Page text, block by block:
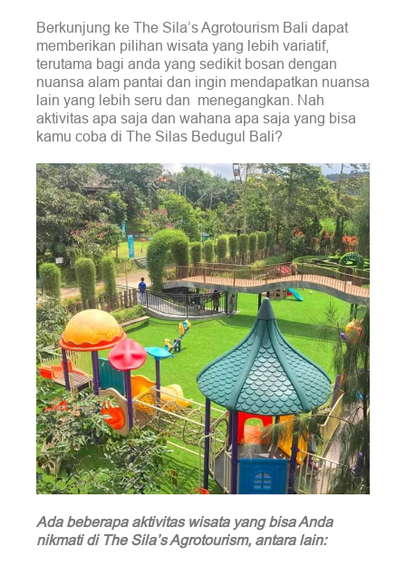
Berkunjung ke The Sila’s Agrotourism Bali dapat
memberikan pilihan wisata yang lebih variatif,
terutama bagi anda yang sedikit bosan dengan
nuansa alam pantai dan ingin mendapatkan nuansa
lain yang lebih seru dan menegangkan. Nah
aktivitas apa saja dan wahana apa saja yang bisa
kamu coba di The Silas Bedugul Bali?
Ada beberapa aktivitas wisata yang bisa Anda
nikmati di The Sila’s Agrotourism, antara lain: